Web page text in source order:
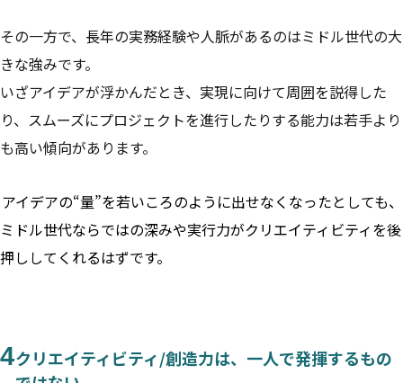
その一方で、長年の実務経験や人脈があるのはミドル世代の大
きな強みです。
いざアイデアが浮かんだとき、実現に向けて周囲を説得した
り、スムーズにプロジェクトを進行したりする能力は若手より
も高い傾向があります。
アイデアの“量”を若いころのように出せなくなったとしても、
ミドル世代ならではの深みや実行力がクリエイティビティを後
押ししてくれるはずです。
4クリエイティビティ/創造力は、一人で発揮するもの